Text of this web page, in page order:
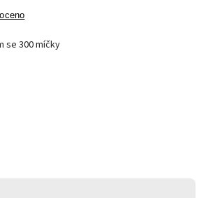
se 300 míčky